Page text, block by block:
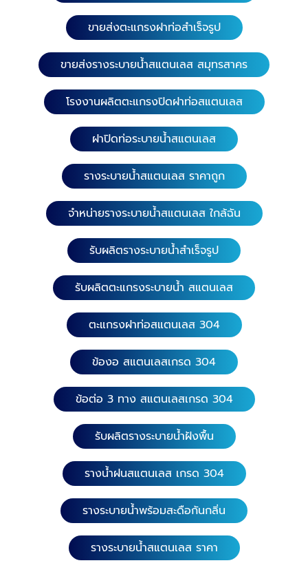
ขายส่งตะแกรงฝาท่อสำเร็จรูป
ขายส่งรางระบายน้ำสแตนเลส สมุทรสาคร
โรงงานผลิตตะแกรงปิดฝาท่อสแตนเลส
ฝาปิดท่อระบายน้ำสแตนเลส
รางระบายน้ำสแตนเลส ราคาถูก
จำหน่ายรางระบายน้ำสแตนเลส ใกล้ฉัน
รับผลิตรางระบายน้ำสำเร็จรูป
รับผลิตตะแกรงระบายน้ำ สแตนเลส
ตะแกรงฝาท่อสแตนเลส 304
ข้องอ สแตนเลสเกรด 304
ข้อต่อ 3 ทาง สแตนเลสเกรด 304
รับผลิตรางระบายน้ำฝังพื้น
รางน้ำฝนสแตนเลส เกรด 304
รางระบายน้ำพร้อมสะดือกันกลิ่น
รางระบายน้ำสแตนเลส ราคา